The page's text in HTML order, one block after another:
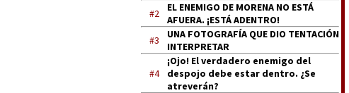
#2
EL ENEMIGO DE MORENA NO ESTÁ
AFUERA. ¡ESTÁ ADENTRO!
#3
UNA FOTOGRAFÍA QUE DIO TENTACIÓN
INTERPRETAR
#4
¡Ojo! El verdadero enemigo del
despojo debe estar dentro. ¿Se
atreverán?